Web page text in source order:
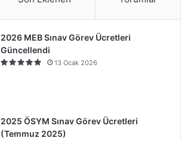
2026 MEB Sınav Görev Ücretleri
Güncellendi
13 Ocak 2026
2025 ÖSYM Sınav Görev Ücretleri
(Temmuz 2025)